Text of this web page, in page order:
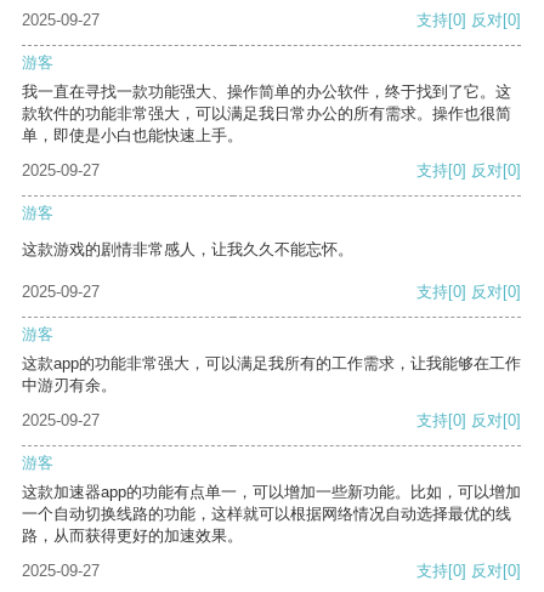
2025-09-27 支持[0] 反对[0]
游客
我一直在寻找一款功能强大、操作简单的办公软件，终于找到了它。这
款软件的功能非常强大，可以满足我日常办公的所有需求。操作也很简
单，即使是小白也能快速上手。
2025-09-27
支持[0] 反对[0]
游客
这款游戏的剧情非常感人，让我久久不能忘怀。
2025-09-27 支持[0] 反对[0]
游客
这款app的功能非常强大，可以满足我所有的工作需求，让我能够在工作
中游刃有余。
2025-09-27
支持[0] 反对[0]
游客
这款加速器app的功能有点单一，可以增加一些新功能。比如，可以增加
一个自动切换线路的功能，这样就可以根据网络情况自动选择最优的线
路，从而获得更好的加速效果。
2025-09-27
支持[0] 反对[0]